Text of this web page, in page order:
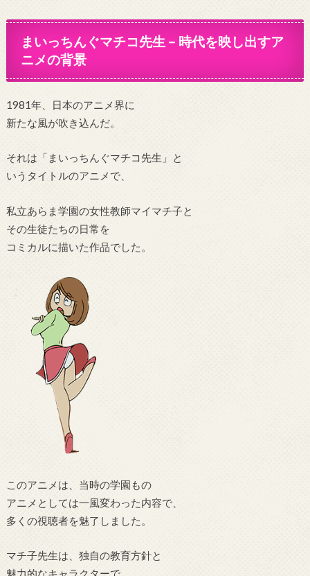
まいっちんぐマチコ先生 – 時代を映し出すア
ニメの背景
1981年、日本のアニメ界に
新たな風が吹き込んだ。
それは「まいっちんぐマチコ先生」と
いうタイトルのアニメで、
私立あらま学園の女性教師マイマチ子と
その生徒たちの日常を
コミカルに描いた作品でした。
このアニメは、当時の学園もの
アニメとしては一風変わった内容で、
多くの視聴者を魅了しました。
マチ子先生は、独自の教育方針と
魅力的なキャラクターで、